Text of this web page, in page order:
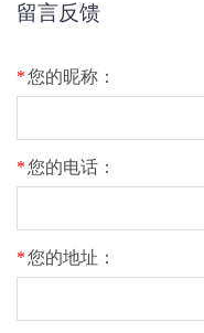
留言反馈
*您的昵称：
*您的电话：
*您的地址：